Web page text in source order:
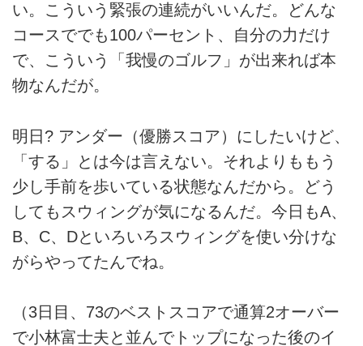
い。こういう緊張の連続がいいんだ。どんな
コースででも100パーセント、自分の力だけ
で、こういう「我慢のゴルフ」が出来れば本
物なんだが。
明日? アンダー（優勝スコア）にしたいけど、
「する」とは今は言えない。それよりももう
少し手前を歩いている状態なんだから。どう
してもスウィングが気になるんだ。今日もA、
B、C、Dといろいろスウィングを使い分けな
がらやってたんでね。
（3日目、73のベストスコアで通算2オーバー
で小林富士夫と並んでトップになった後のイ